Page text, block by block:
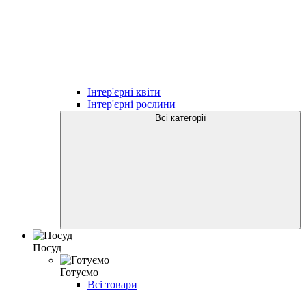
Інтер'єрні квіти
Інтер'єрні рослини
Всі категорії
Посуд
Готуємо
Всі товари